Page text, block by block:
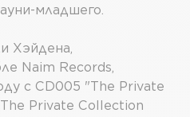
младшего.
Хэйдена,
Naim Records,
с CD005 "The Private
Private Collection